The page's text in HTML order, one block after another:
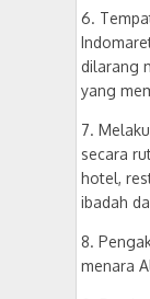
6.
dilarang
yang
7.
secara
hotel,
ibadah
8.
menara